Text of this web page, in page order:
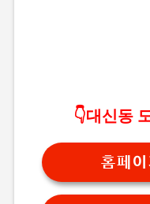
👇대신동
홈페